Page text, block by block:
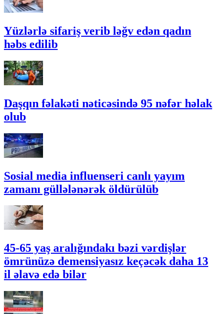
Yüzlərlə sifariş verib ləğv edən qadın
həbs edilib
Daşqın fəlakəti nəticəsində 95 nəfər həlak
olub
Sosial media influenseri canlı yayım
zamanı güllələnərək öldürülüb
45-65 yaş aralığındakı bəzi vərdişlər
ömrünüzə demensiyasız keçəcək daha 13
il əlavə edə bilər